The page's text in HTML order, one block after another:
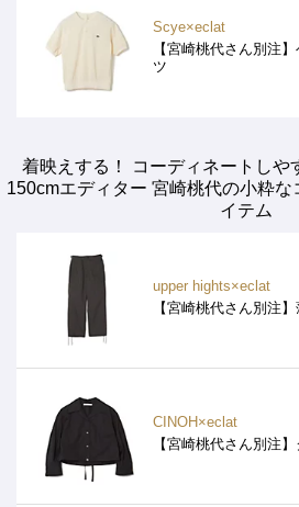
Scye×eclat
【宮崎桃代さん別注
ツ
着映えする！ コーディネートし
150cmエディター 宮崎桃代の小粋
イテム
upper hights×eclat
【宮崎桃代さん別注
CINOH×eclat
【宮崎桃代さん別注